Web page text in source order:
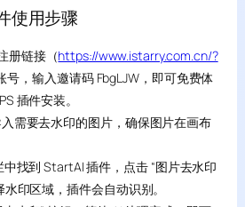
使用步骤
册链接（https://www.istarry.com.cn/?
号，输入邀请码 FbgLJW，即可免费体
插件安装。
需要去水印的图片，确保图片在画布
中找到 StartAI 插件，点击 “图片去水印
印区域，插件会自动识别。